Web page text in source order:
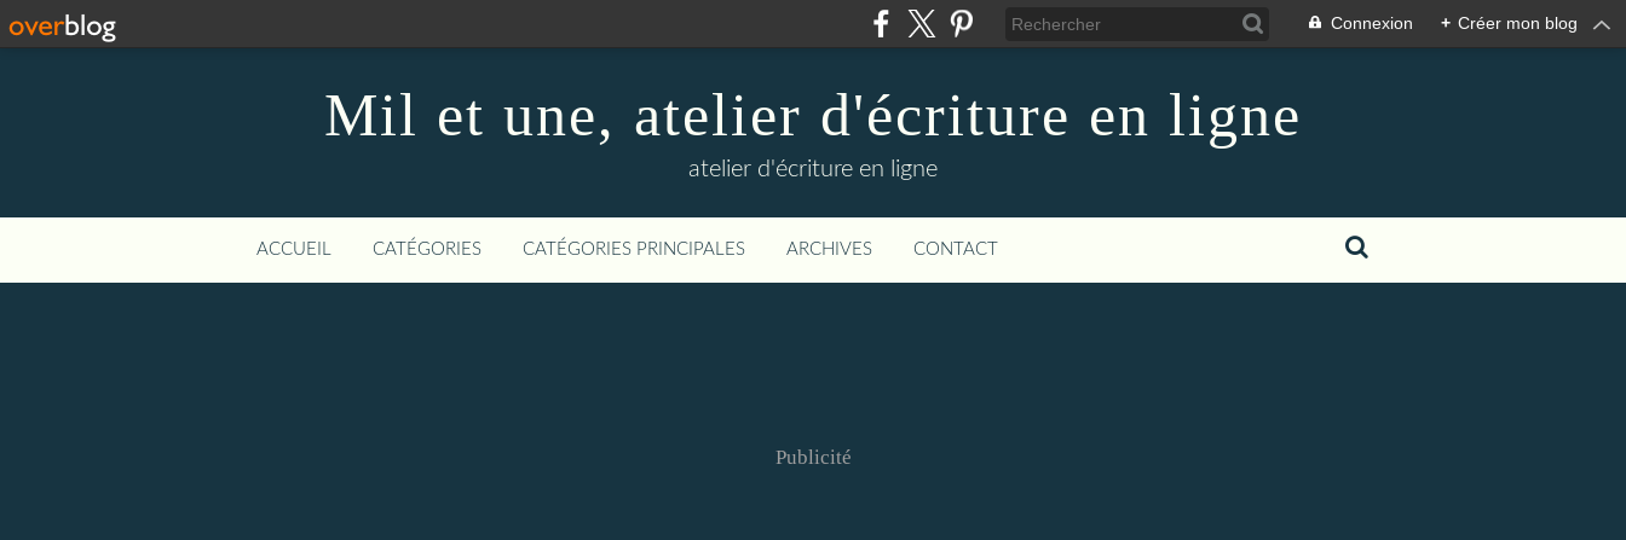
Connexion + Créer mon blog
Mil et une, atelier d'écriture en ligne
atelier d'écriture en ligne
ACCUEIL CATÉGORIES CATÉGORIES PRINCIPALES ARCHIVES CONTACT
Publicité